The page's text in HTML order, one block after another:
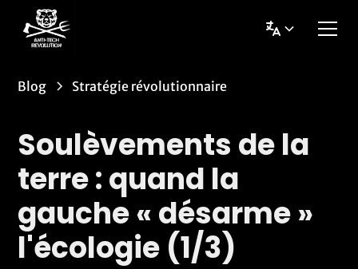
Blog Stratégie révolutionnaire
Soulèvements de la
terre : quand la
gauche « désarme »
l'écologie (1/3)